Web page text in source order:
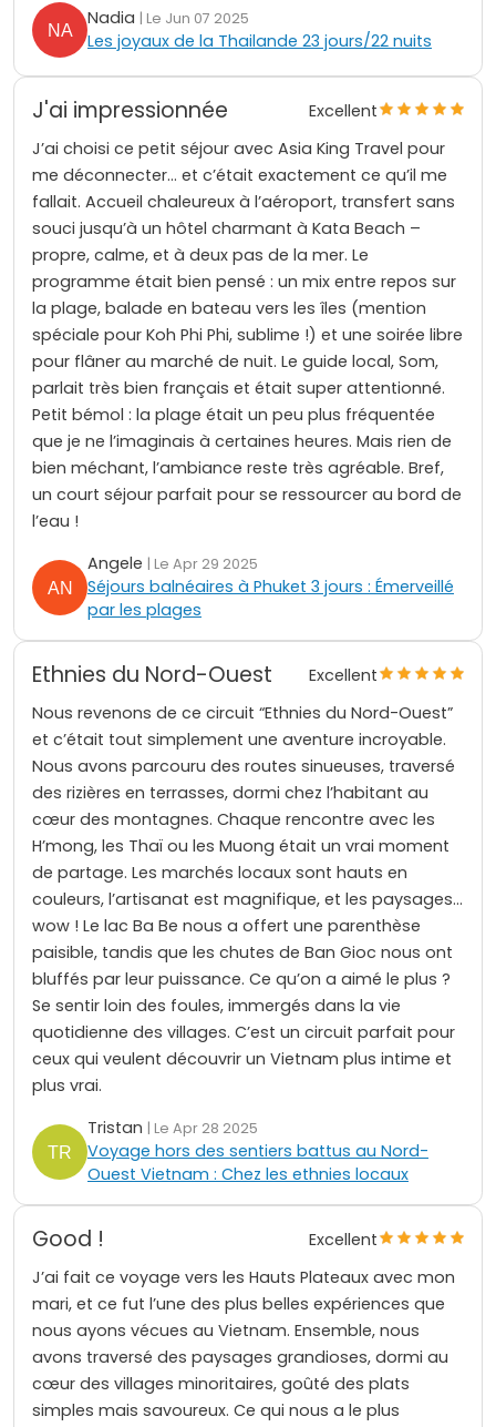
Nadia | Le Jun 07 2025
Les joyaux de la Thailande 23 jours/22 nuits
J'ai impressionnée
Excellent
J’ai choisi ce petit séjour avec Asia King Travel pour
me déconnecter… et c’était exactement ce qu’il me
fallait. Accueil chaleureux à l’aéroport, transfert sans
souci jusqu’à un hôtel charmant à Kata Beach –
propre, calme, et à deux pas de la mer. Le
programme était bien pensé : un mix entre repos sur
la plage, balade en bateau vers les îles (mention
spéciale pour Koh Phi Phi, sublime !) et une soirée libre
pour flâner au marché de nuit. Le guide local, Som,
parlait très bien français et était super attentionné.
Petit bémol : la plage était un peu plus fréquentée
que je ne l’imaginais à certaines heures. Mais rien de
bien méchant, l’ambiance reste très agréable. Bref,
un court séjour parfait pour se ressourcer au bord de
l’eau !
Angele | Le Apr 29 2025
Séjours balnéaires à Phuket 3 jours : Émerveillé
par les plages
Ethnies du Nord-Ouest
Excellent
Nous revenons de ce circuit “Ethnies du Nord-Ouest”
et c’était tout simplement une aventure incroyable.
Nous avons parcouru des routes sinueuses, traversé
des rizières en terrasses, dormi chez l’habitant au
cœur des montagnes. Chaque rencontre avec les
H’mong, les Thaï ou les Muong était un vrai moment
de partage. Les marchés locaux sont hauts en
couleurs, l’artisanat est magnifique, et les paysages…
wow ! Le lac Ba Be nous a offert une parenthèse
paisible, tandis que les chutes de Ban Gioc nous ont
bluffés par leur puissance. Ce qu’on a aimé le plus ?
Se sentir loin des foules, immergés dans la vie
quotidienne des villages. C’est un circuit parfait pour
ceux qui veulent découvrir un Vietnam plus intime et
plus vrai.
Tristan | Le Apr 28 2025
Voyage hors des sentiers battus au Nord-
Ouest Vietnam : Chez les ethnies locaux
Good !
Excellent
J’ai fait ce voyage vers les Hauts Plateaux avec mon
mari, et ce fut l’une des plus belles expériences que
nous ayons vécues au Vietnam. Ensemble, nous
avons traversé des paysages grandioses, dormi au
cœur des villages minoritaires, goûté des plats
simples mais savoureux. Ce qui nous a le plus